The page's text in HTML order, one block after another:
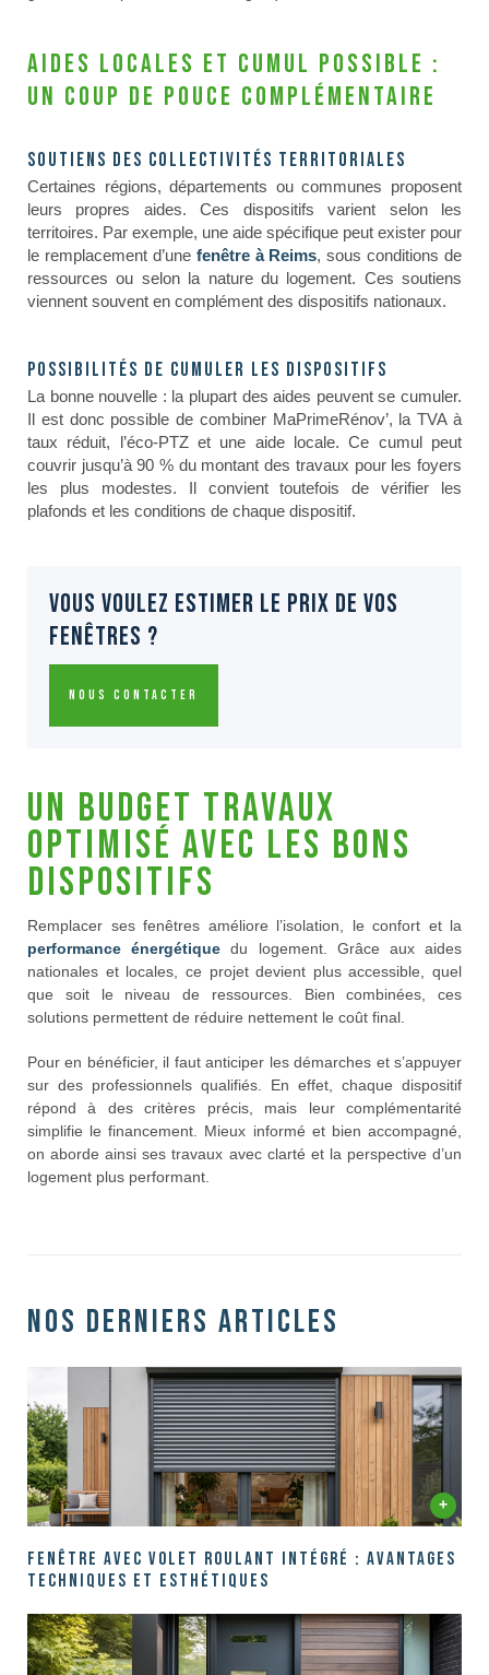
Aides locales et cumul possible :
un coup de pouce complémentaire
Soutiens des collectivités territoriales
Certaines régions, départements ou communes proposent
leurs propres aides. Ces dispositifs varient selon les
territoires. Par exemple, une aide spécifique peut exister pour
le remplacement d’une fenêtre à Reims, sous conditions de
ressources ou selon la nature du logement. Ces soutiens
viennent souvent en complément des dispositifs nationaux.
Possibilités de cumuler les dispositifs
La bonne nouvelle : la plupart des aides peuvent se cumuler.
Il est donc possible de combiner MaPrimeRénov’, la TVA à
taux réduit, l’éco-PTZ et une aide locale. Ce cumul peut
couvrir jusqu’à 90 % du montant des travaux pour les foyers
les plus modestes. Il convient toutefois de vérifier les
plafonds et les conditions de chaque dispositif.
VOUS VOULEZ ESTIMER LE PRIX DE VOS
FENÊTRES ?
Nous contacter
Un budget travaux
optimisé avec les bons
dispositifs
Remplacer ses fenêtres améliore l’isolation, le confort et la
performance énergétique du logement. Grâce aux aides
nationales et locales, ce projet devient plus accessible, quel
que soit le niveau de ressources. Bien combinées, ces
solutions permettent de réduire nettement le coût final.
Pour en bénéficier, il faut anticiper les démarches et s’appuyer
sur des professionnels qualifiés. En effet, chaque dispositif
répond à des critères précis, mais leur complémentarité
simplifie le financement. Mieux informé et bien accompagné,
on aborde ainsi ses travaux avec clarté et la perspective d’un
logement plus performant.
Nos derniers articles
Fenêtre avec volet roulant intégré : Avantages
techniques et esthétiques